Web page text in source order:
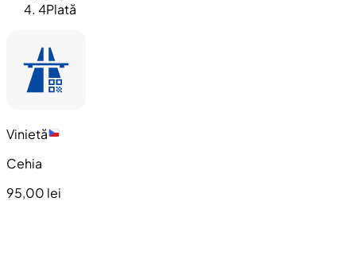
4Plată
Vinietă
Cehia
95,00 lei